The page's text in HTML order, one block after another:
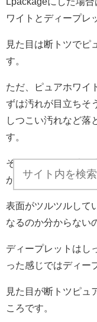
ワイトとディープレ
見た目は断トツでピ
す。
ただ、ピュアホワイ
ずは汚れが目立ちそ
しつこい汚れなど落
す。
そしてどっちも乗り
が滑るんですよね。
表面がツルツルして
なるのか分からない
ディープレットはし
った感じではディー
見た目が断トツピュ
ころです。